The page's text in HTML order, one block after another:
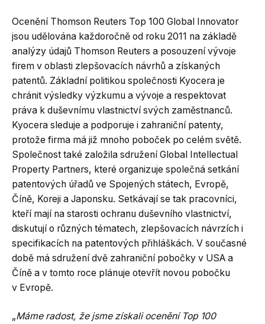
Ocenění Thomson Reuters Top 100 Global Innovator
jsou udělována každoročně od roku 2011 na základě
analýzy údajů Thomson Reuters a posouzení vývoje
firem v oblasti zlepšovacích návrhů a získaných
patentů. Základní politikou společnosti Kyocera je
chránit výsledky výzkumu a vývoje a respektovat
práva k duševnímu vlastnictví svých zaměstnanců.
Kyocera sleduje a podporuje i zahraniční patenty,
protože firma má již mnoho poboček po celém světě.
Společnost také založila sdružení Global Intellectual
Property Partners, které organizuje společná setkání
patentových úřadů ve Spojených státech, Evropě,
Číně, Koreji a Japonsku. Setkávají se tak pracovníci,
kteří mají na starosti ochranu duševního vlastnictví,
diskutují o různých tématech, zlepšovacích návrzích i
specifikacích na patentových přihláškách. V současné
době má sdružení dvě zahraniční pobočky v USA a
Číně a v tomto roce plánuje otevřít novou pobočku
v Evropě.
„Máme radost, že jsme získali ocenění Top 100